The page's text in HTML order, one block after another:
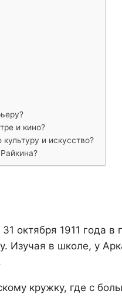
и кино?
и искусство?
октября 1911 года
Изучая в школе, у
кружку, где с